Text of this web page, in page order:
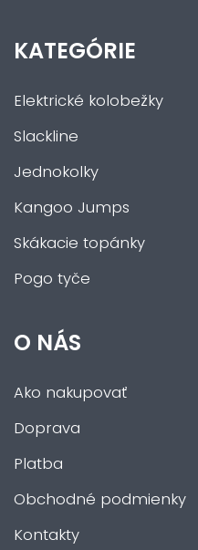
KATEGÓRIE
Elektrické kolobežky
Slackline
Jednokolky
Kangoo Jumps
Skákacie topánky
Pogo tyče
O NÁS
Ako nakupovať
Doprava
Platba
Obchodné podmienky
Kontakty